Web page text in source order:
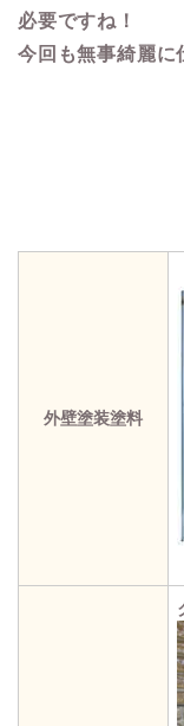
必要ですね！
今回も無事綺麗に
外壁塗装塗料